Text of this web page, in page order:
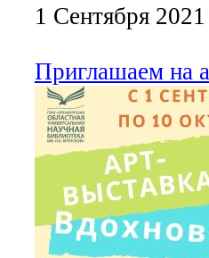
1 Сентября
Приглашаем на